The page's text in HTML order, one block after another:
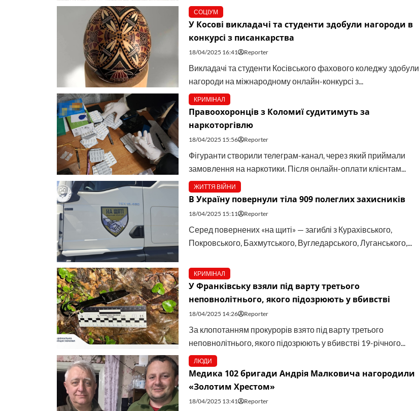
СОЦІУМ
У Косові викладачі та студенти здобули нагороди в
конкурсі з писанкарства
18/04/2025 16:41 Reporter
Викладачі та студенти Косівського фахового коледжу здобули
нагороди на міжнародному онлайн-конкурсі з...
КРИМІНАЛ
Правоохоронців з Коломиї судитимуть за
наркоторгівлю
18/04/2025 15:56 Reporter
Фігуранти створили телеграм-канал, через який приймали
замовлення на наркотики. Після онлайн-оплати клієнтам...
ЖИТТЯ ВІЙНИ
В Україну повернули тіла 909 полеглих захисників
18/04/2025 15:11 Reporter
Серед повернених «на щиті» — загиблі з Курахівського,
Покровського, Бахмутського, Вугледарського, Луганського,...
КРИМІНАЛ
У Франківську взяли під варту третього
неповнолітнього, якого підозрюють у вбивстві
18/04/2025 14:26 Reporter
За клопотанням прокурорів взято під варту третього
неповнолітнього, якого підозрюють у вбивстві 19-річного...
ЛЮДИ
Медика 102 бригади Андрія Малковича нагородили
«Золотим Хрестом»
18/04/2025 13:41 Reporter